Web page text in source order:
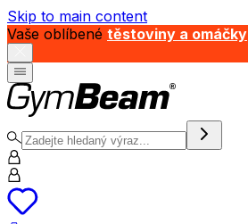
Skip to main content
Vaše oblíbené těstoviny a omáčky